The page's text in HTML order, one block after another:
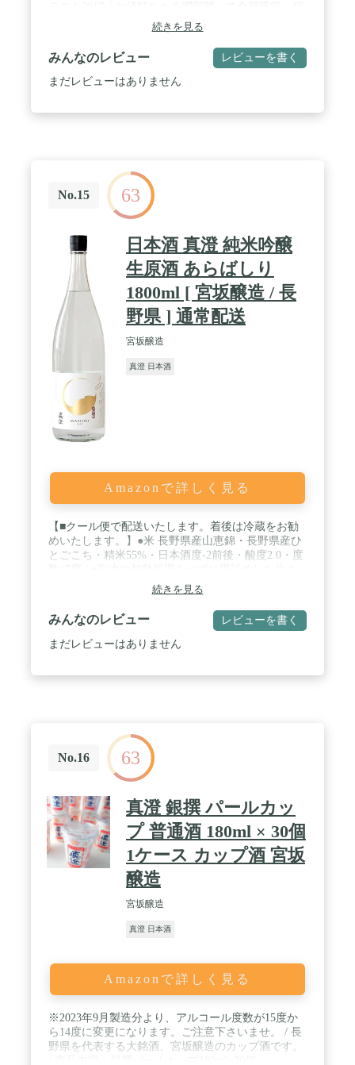
よい吟醸香と軽快な後味。冷酒でよし、お燗でさら
によし。 / 辛口ゴールド : 贅沢な普通酒。淡麗な味
わいは、冷酒でも燗酒でも飲み飽きとは無縁。辛口
ながら優しい口当たり、軽快な喉越しが楽しめま
す。
続きを見る
みんなのレビュー レビューを書く
まだレビューはありません
No.15 63
日本酒 真澄 純米吟醸
生原酒 あらばしり
1800ml [ 宮坂醸造 / 長
野県 ] 通常配送
宮坂醸造
真澄 日本酒
Amazonで詳しく見る
【■クール便で配送いたします。着後は冷蔵をお勧
めいたします。】●米 長野県産山恵錦・長野県産ひ
とごこち・精米55%・日本酒度-2前後・酸度2.0・度
れたての真澄。冬の真澄を代表する名物です。七號
酵母仕込みの生原酒でお届けします。フルーティー
な香りとトロリと芳醇な味わい。粕漬・麹漬の焼き
魚、チーズなど発酵系のものに。 / ●「あらばし
り」とは、酒造りを行う冬の時期のみに出荷される
続きを見る
みんなのレビュー レビューを書く
まだレビューはありません
No.16 63
真澄 銀撰 パールカッ
プ 普通酒 180ml × 30個
1ケース カップ酒 宮坂
醸造
宮坂醸造
真澄 日本酒
Amazonで詳しく見る
※2023年9月製造分より、アルコール度数が15度か
ら14度に変更になります。ご注意下さいませ。 / 長
野県を代表する大銘酒、宮坂醸造のカップ酒です。